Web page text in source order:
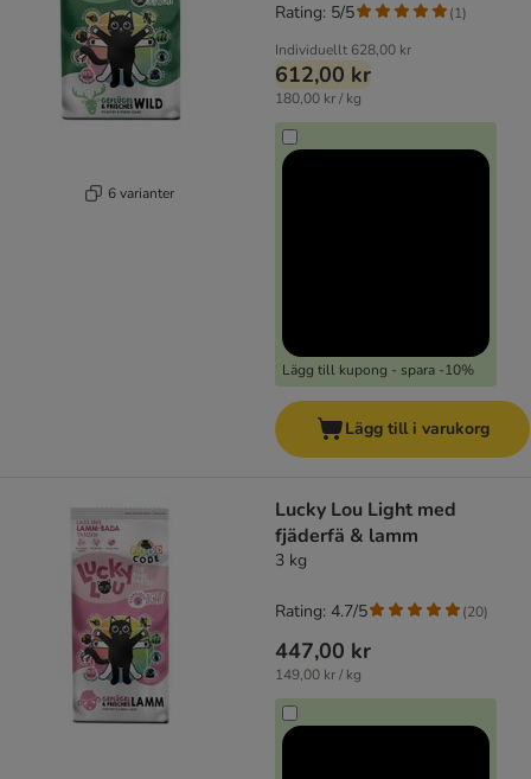
6 varianter
Individuellt 628,00 kr
612,00 kr
180,00 kr / kg
Lägg till kupong - spara -10%
Rating: 5/5 (1)
Lägg till i varukorg
Lucky Lou Light med
fjäderfä & lamm
3 kg
447,00 kr
149,00 kr / kg
Rating: 4.7/5 (20)